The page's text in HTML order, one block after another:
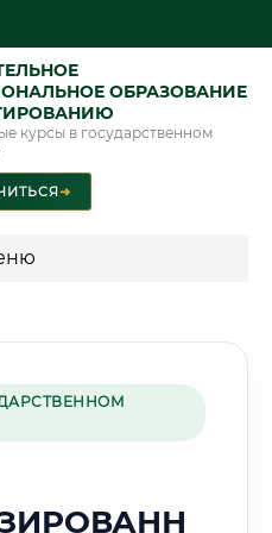
ОБРАЗОВАНИЕ
курсы в государственном
➜